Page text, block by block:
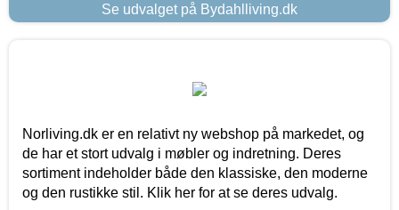
Se udvalget på Bydahlliving.dk
Norliving.dk er en relativt ny webshop på markedet, og
de har et stort udvalg i møbler og indretning. Deres
sortiment indeholder både den klassiske, den moderne
og den rustikke stil. Klik her for at se deres udvalg.